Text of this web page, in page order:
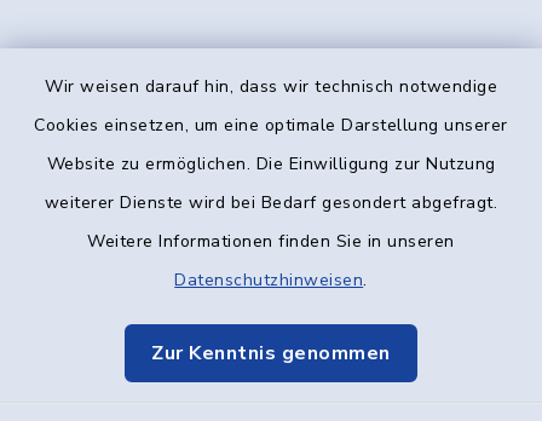
Wir weisen darauf hin, dass wir technisch notwendige
Cookies einsetzen, um eine optimale Darstellung unserer
Website zu ermöglichen. Die Einwilligung zur Nutzung
weiterer Dienste wird bei Bedarf gesondert abgefragt.
Weitere Informationen finden Sie in unseren
Datenschutzhinweisen.
Zur Kenntnis genommen
Kontakt
Datenschutz
Elektronische Kommunikation